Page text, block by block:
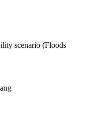
scenario (Floods